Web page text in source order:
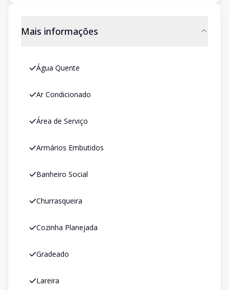
Mais informações
Água Quente
Ar Condicionado
Área de Serviço
Armários Embutidos
Banheiro Social
Churrasqueira
Cozinha Planejada
Gradeado
Lareira